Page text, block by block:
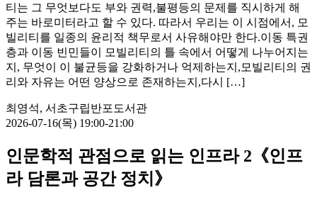
티는 그 무엇보다도 부와 권력,불평등의 문제를 직시하게 해
주는 바로미터라고 할 수 있다. 따라서 우리는 이 시점에서, 모
빌리티를 일종의 윤리적 책무로서 사유해야만 한다.이동 특권
층과 이동 빈민들이 모빌리티의 틀 속에서 어떻게 나누어지는
지, 무엇이 이 불균등을 강화하거나 억제하는지,모빌리티의 권
리와 자유는 어떤 양상으로 존재하는지,다시 […]
최영석, 서초구립반포도서관
2026-07-16(목) 19:00-21:00
인문학적 관점으로 읽는 인프라 2《인프
라 담론과 공간 정치》